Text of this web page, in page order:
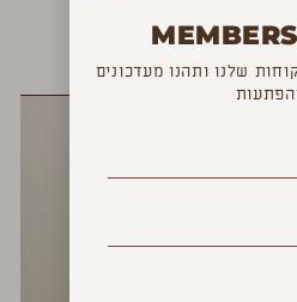
YOU MAY
שלנו ותהנו מעדכונים